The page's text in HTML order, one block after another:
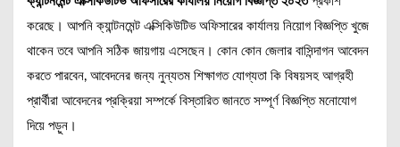
করেছে। আপনি ক্যান্টনমেন্ট এক্সিকিউটিভ অফিসারের কার্যালয় নিয়োগ বিজ্ঞপ্তি খুজে
থাকেন তবে আপনি সঠিক জায়গায় এসেছেন। কোন কোন জেলার বাসিন্দাগন আবেদন
করতে পারবেন, আবেদনের জন্য নুন্যতম শিক্ষাগত যোগ্যতা কি বিষয়সহ আগ্রহী
প্রার্থীরা আবেদনের প্রক্রিয়া সম্পর্কে বিস্তারিত জানতে সম্পূর্ণ বিজ্ঞপ্তি মনোযোগ
দিয়ে পড়ুন।